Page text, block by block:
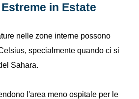
in Estate
nelle zone interne possono
specialmente quando ci si
Sahara.
l'area meno ospitale per le